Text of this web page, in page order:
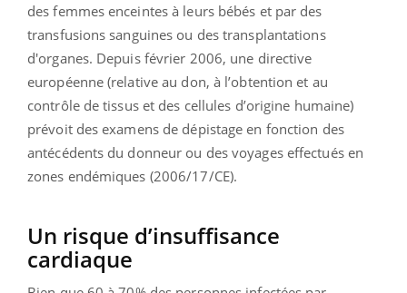
des femmes enceintes à leurs bébés et par des
transfusions sanguines ou des transplantations
d'organes. Depuis février 2006, une directive
européenne (relative au don, à l’obtention et au
contrôle de tissus et des cellules d’origine humaine)
prévoit des examens de dépistage en fonction des
antécédents du donneur ou des voyages effectués en
zones endémiques (2006/17/CE).
Un risque d’insuffisance
cardiaque